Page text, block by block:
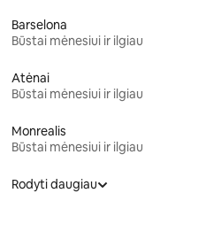
Barselona
Būstai mėnesiui ir ilgiau
Atėnai
Būstai mėnesiui ir ilgiau
Monrealis
Būstai mėnesiui ir ilgiau
Rodyti daugiau